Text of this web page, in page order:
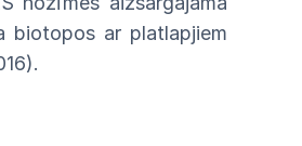
biotopos ar platlapjiem